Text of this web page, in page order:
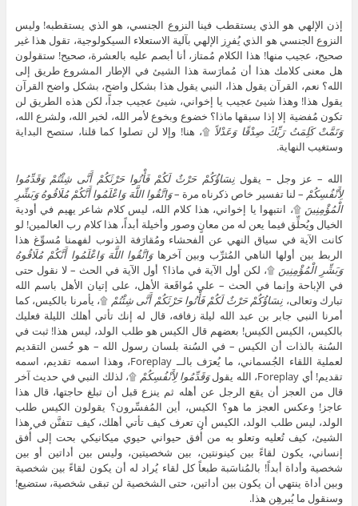
إذن الإلهي هو الذي يستقطب فينا النزوع الجنسي، هو الذي يستقطبه! وليس
النزوع الجنسي هو الذي يُفرِز الإلهي بآلية الاستعلاء السيكولوجية، تقول هذا غير
صحيح، عجيب منها! هذا الكلام مُمتاز، أنا أبصم عليه بالعشرة، صحيح! ستقولون
هل معنى كلامك هذا أن مُمارَسة هذا الشيئ في الإطار المشروع طريق إلى
الله؟ نعم، القرآن يقول هذا، النبي يقول هذا بشكل واضح، بشكل واضح القرآن
يقول هذا! وهذا شيئ عجيب يا إخواني، شيئ عجيب جداً، لكن هذه الطريق لن
تكون مُفضية إلا إذا سبقها ماذا؟ خضوع وبخوع لأمر الله، لخبر الله، ولشرع الله،
وَتَمَّتْ كَلِمَتُ رَبِّكَ صِدْقًا وَعَدْلاً ۩، هنا! وإلا لن تصلوا كما قلنا، ستصح البداية
وستغيب النهاية.
الله – عز وجل – يقولنِسَاؤُكُمْ حَرْثٌ لَكُمْ فَأْتُوا حَرْثَكُمْ أَنَّى شِئْتُمْ وَقَدِّمُوا
لِأَنْفُسِكُمْ – لنا تفسير خاص ذكرناه مرة –وَاتَّقُوا اللَّهَ وَاعْلَمُوا أَنَّكُمْ مُلَاقُوهُ وَبَشِّرِ
الْمُؤْمِنِينَ۩، انتبهوا يا إخواني، هذا كلام الله، ليس كلام شاعر يهيم في أودية
الخيال ويُحلِّق فيما يعن له من معانٍ وصور وأخيلة أبداً، هذا كلام رب العالمين! لو
كانت الآية في سياق النهي عن الفحشاء ومُقارَفة الذنوب لفهمنا مُسوِّغ هذا
الربط بين أولها الناهي المُثرِّب وبين آخرهاوَاتَّقُوا اللَّهَ وَاعْلَمُوا أَنَّكُمْ مُلَاقُوهُ
وَبَشِّرِ الْمُؤْمِنِينَ۩، لكن أول الآية في ماذا؟ أول الآية في الحث – لا نقول حتى
في الإباحة وإنما في الحث – على مُواقَعة الأهل، على إتيان الأهل باسم الله
تبارك وتعالى، نِسَاؤُكُمْ حَرْثٌ لَكُمْ فَأْتُوا حَرْثَكُمْ أَنَّى شِئْتُمْ ۩، يأمرنا بالكيس، كما
أمرنا النبي جابر بن عبد الله ليلة زفافه، قال له إنك تأتي أهلك الليلة فعليك
بالكيس، الكيس الكيس! بعضهم قال الكيس هو طلب الولد، ليس هذا! ثبت في
السُنة بالذات أن الكيس – في السُنة بلسان رسول الله – هو حُسن التقديم
لعملية اللقاء الجُسماني، ما يُعرَف بالــ Foreplay، وهذا اسمه تقديم، اسمه
تقديم! أي Foreplay، الله يقول
وَقَدِّمُوا لِأَنْفُسِكُمْ ۩، لذلك النبي في حديث آخر
قال من العجز أن يقع الرجل عن أهله ثم ينزع قبل أن تبلغ حاجتها، قال هذا
عاجز! وعكس العجز ما هو؟ الكيس، أين المُفسِّرون؟ يقولون الكيس طلب
الولد، ليس طلب الولد، الكيس أن تعرف كيف تأتي أهلك، كيف تتفنَّن في هذا
الشيئ، كيف تُعليه وتعلو به من أُفق حيواني حيوي ميكانيكي بحت إلى أُفق
إنساني، يكون لقاءً بين كينونتين، بين شخصيتين، وليس بين أداتين أو بين
شخصية وأداة أبداً! بالمُناسَبة طبعاً كل لقاء يُراد له أن يكون لقاءً بين شخصية
وبين أداة ينتهي أن يكون بين أداتين، حتى الشخصية لن تبقى شخصية، ستضيع!
وسنقول ما يُبرهِن هذا.